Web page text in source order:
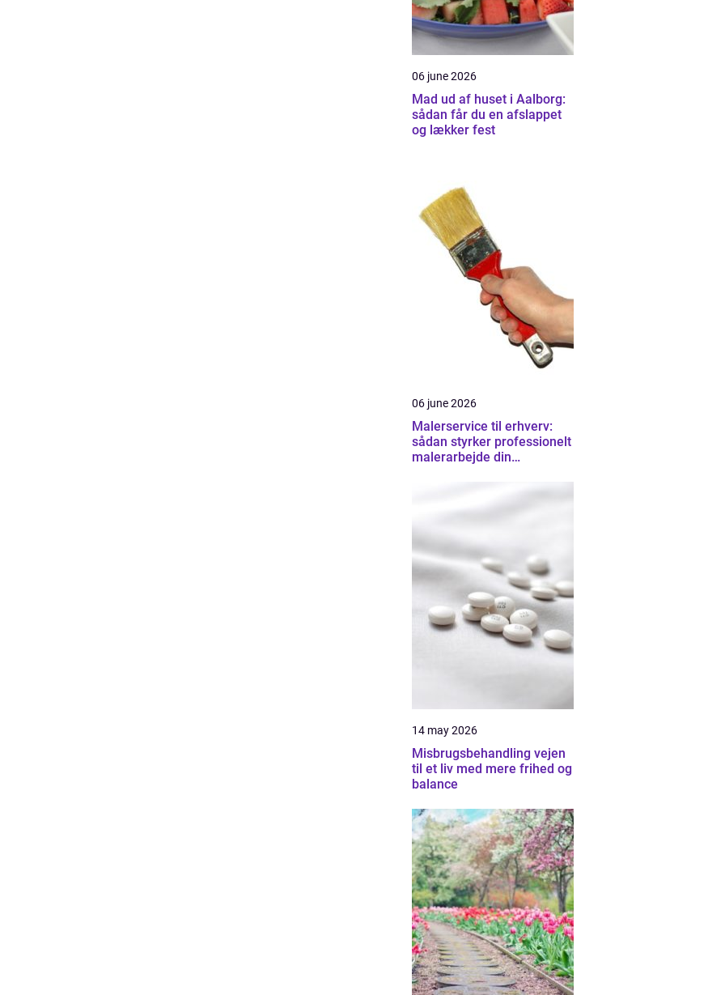
06 june 2026
Mad ud af huset i Aalborg:
sådan får du en afslappet
og lækker fest
06 june 2026
Malerservice til erhverv:
sådan styrker professionelt
malerarbejde din
14 may 2026
Misbrugsbehandling vejen
til et liv med mere frihed og
balance